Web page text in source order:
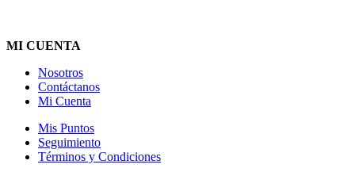
MI CUENTA
Nosotros
Contáctanos
Mi Cuenta
Mis Puntos
Seguimiento
Términos y Condiciones